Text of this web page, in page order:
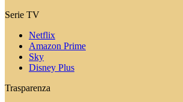
Serie TV
Netflix
Amazon Prime
Sky
Disney Plus
Trasparenza